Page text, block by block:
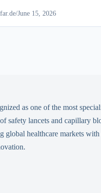
/June 15, 2026
as one of the most
safety lancets and capillary
global healthcare markets